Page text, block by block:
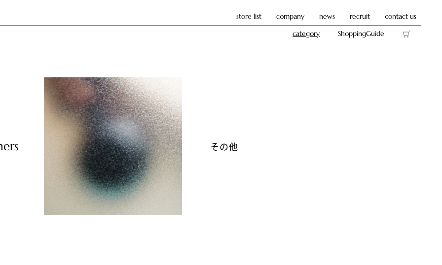
store list company news recruit
contact us
category
ShoppingGuide
その他